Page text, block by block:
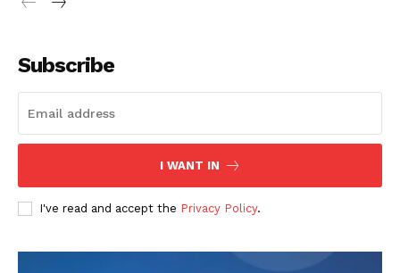
Subscribe
I WANT IN
I've read and accept the Privacy Policy.